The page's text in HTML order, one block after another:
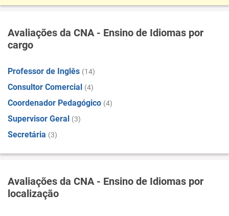
Avaliações da CNA - Ensino de Idiomas por
cargo
Professor de Inglês (14)
Consultor Comercial (4)
Coordenador Pedagógico (4)
Supervisor Geral (3)
Secretária (3)
Avaliações da CNA - Ensino de Idiomas por
localização